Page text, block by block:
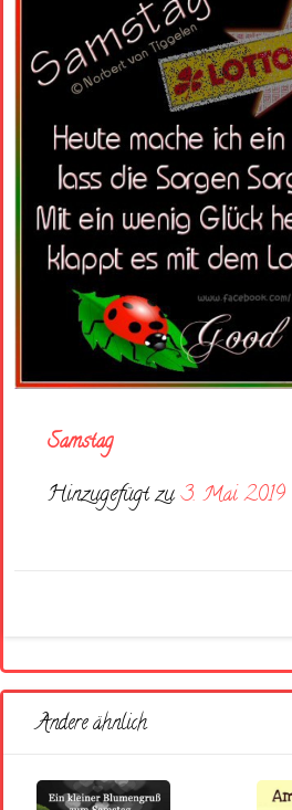
Samstag
Hinzugefügt zu3. Mai 2019
Andere ähnlich